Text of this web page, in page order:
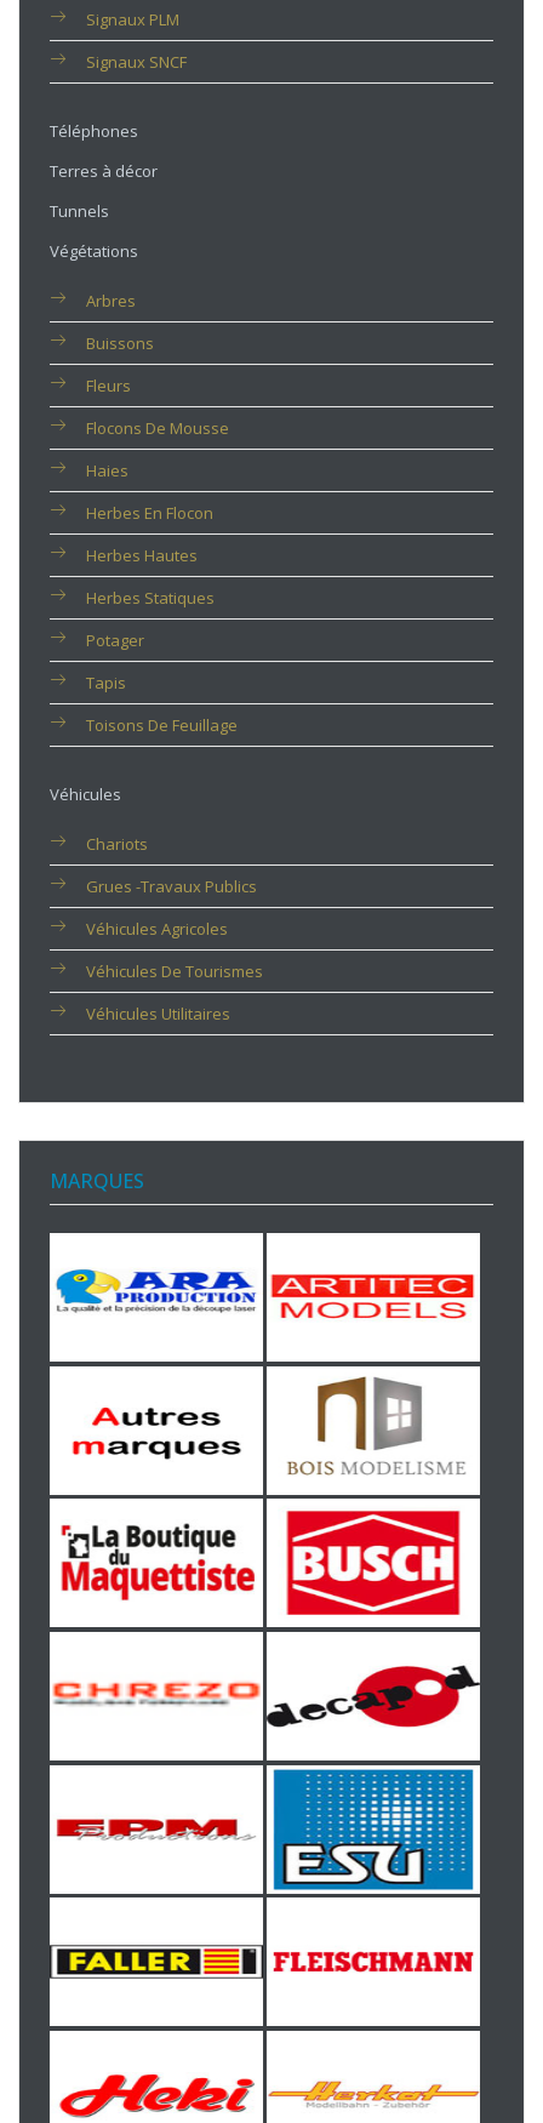
Signaux PLM
Signaux SNCF
Téléphones
Terres à décor
Tunnels
Végétations
Arbres
Buissons
Fleurs
Flocons De Mousse
Haies
Herbes En Flocon
Herbes Hautes
Herbes Statiques
Potager
Tapis
Toisons De Feuillage
Véhicules
Chariots
Grues -travaux Publics
Véhicules Agricoles
Véhicules De Tourismes
Véhicules Utilitaires
MARQUES